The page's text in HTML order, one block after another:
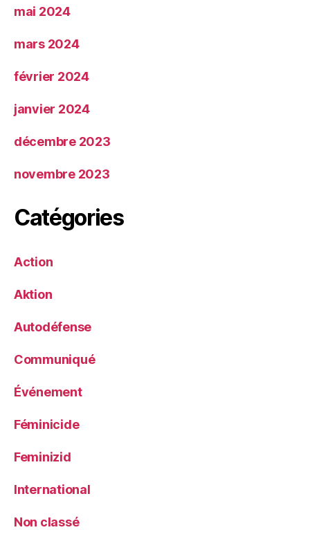
mai 2024
mars 2024
février 2024
janvier 2024
décembre 2023
novembre 2023
Catégories
Action
Aktion
Autodéfense
Communiqué
Événement
Féminicide
Feminizid
International
Non classé